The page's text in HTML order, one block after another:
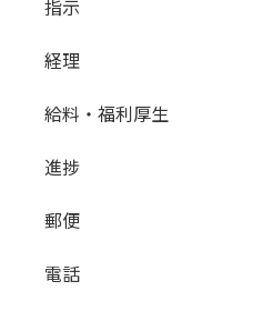
指示
経理
給料・福利厚生
進捗
郵便
電話